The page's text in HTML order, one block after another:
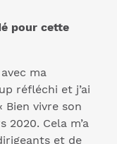
pour cette
ma
réfléchi et j’ai
vivre son
2020. Cela m’a
et de